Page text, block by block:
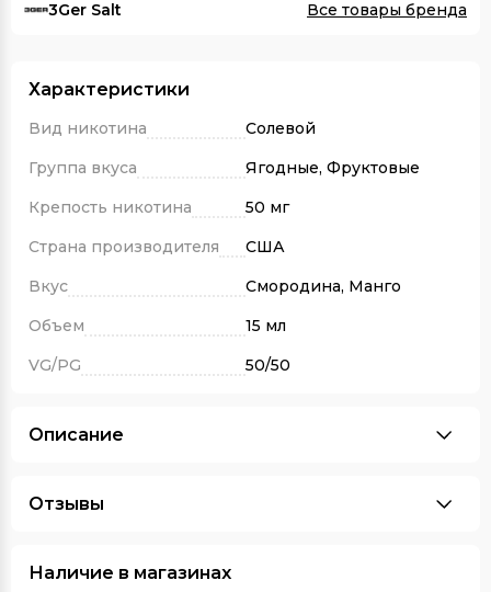
3Ger Salt Все товары бренда
Характеристики
Вид никотина
Солевой
Группа вкуса
Ягодные, Фруктовые
Крепость никотина
50 мг
Страна производителя
США
Вкус
Смородина, Манго
Объем
15 мл
VG/PG
50/50
Описание
Отзывы
Наличие в магазинах